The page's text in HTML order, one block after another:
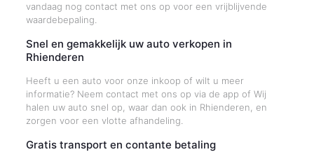
vandaag nog contact met ons op voor een vrijblijvende
waardebepaling.
Snel en gemakkelijk uw auto verkopen in
Rhienderen
Heeft u een auto voor onze inkoop of wilt u meer
informatie? Neem contact met ons op via de app of Wij
halen uw auto snel op, waar dan ook in Rhienderen, en
zorgen voor een vlotte afhandeling.
Gratis transport en contante betaling